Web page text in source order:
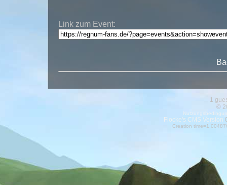
Link zum Event:
1
©
Flocke's CMS Version
Creation